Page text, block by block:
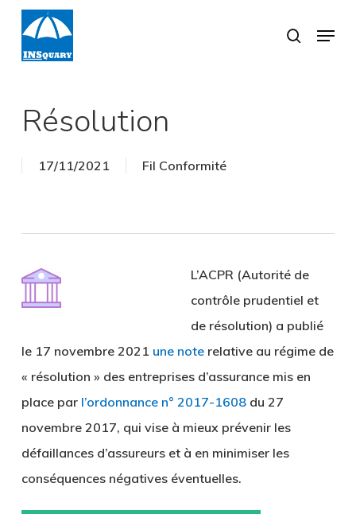
Skip
main
search
Menu
Résolution
17/11/2021 Fil Conformité
L’ACPR (Autorité de
contrôle prudentiel et
de résolution) a publié
le 17 novembre 2021 une noterelative au régime de
« résolution » des entreprises d’assurance mis en
place par l’ordonnance n° 2017-1608du 27
novembre 2017, qui vise à mieux prévenir les
défaillances d’assureurs et à en minimiser les
conséquences négatives éventuelles.